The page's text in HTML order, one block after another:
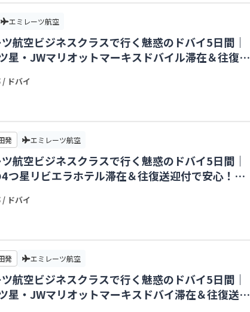
エミレーツ航空
航空ビジネスクラスで行く魅惑のドバイ5日間｜
星・JWマリオットマーキスドバイル滞在＆往復送
/ ドバイ
発 エミレーツ航空
航空ビジネスクラスで行く魅惑のドバイ5日間｜
つ星リビエラホテル滞在＆往復送迎付で安心！
/ ドバイ
発 エミレーツ航空
航空ビジネスクラスで行く魅惑のドバイ5日間｜
星・JWマリオットマーキスドバイ滞在＆往復送迎